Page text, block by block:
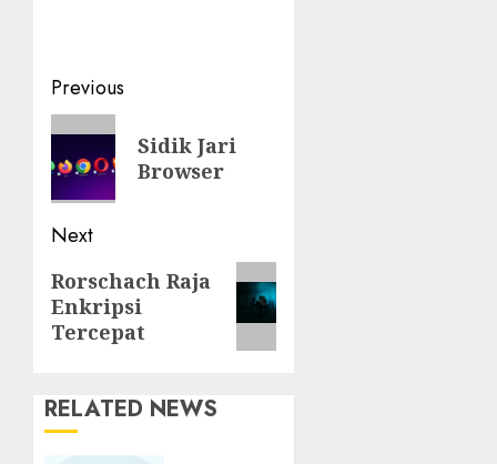
Post
navigation
Previous
Previous
post:
Sidik Jari
Browser
Next
Next
post:
Rorschach Raja
Enkripsi
Tercepat
RELATED NEWS